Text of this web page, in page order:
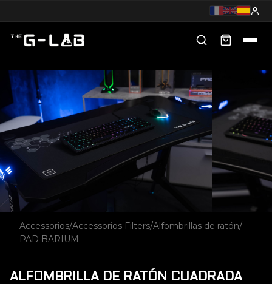
Accessorios/Accessorios Filters/Alfombrillas de ratón/
PAD BARIUM
ALFOMBRILLA DE RATÓN CUADRADA